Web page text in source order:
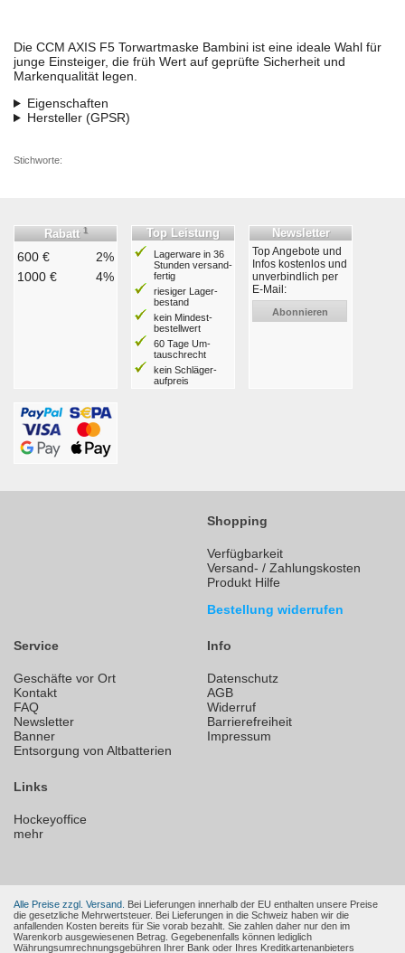
Die CCM AXIS F5 Torwartmaske Bambini ist eine ideale Wahl für
junge Einsteiger, die früh Wert auf geprüfte Sicherheit und
Markenqualität legen.
Eigenschaften
Hersteller (GPSR)
Stichworte:
Rabatt 1
600 €
2%
1000 €
4%
Top Leistung
Lagerware in 36
Stunden ver­sand­
fertig
riesiger Lager­
bestand
kein Mindest­
bestell­wert
60 Tage Um­
tausch­recht
kein Schläger­
aufpreis
Newsletter
Top Angebote und
Infos kostenlos und
unverbindlich per
E-Mail:
Abonnieren
Shopping
Verfügbarkeit
Versand- / Zahlungskosten
Produkt Hilfe
Bestellung widerrufen
Service
Geschäfte vor Ort
Kontakt
FAQ
Newsletter
Banner
Entsorgung von Altbatterien
Info
Datenschutz
AGB
Widerruf
Barrierefreiheit
Impressum
Links
Hockeyoffice
mehr
Alle Preise zzgl. Versand. Bei Lieferungen innerhalb der EU enthalten unsere Preise
die gesetzliche Mehrwertsteuer. Bei Lieferungen in die Schweiz haben wir die
anfallenden Kosten bereits für Sie vorab bezahlt. Sie zahlen daher nur den im
Warenkorb ausgewiesenen Betrag. Gegebenenfalls können lediglich
Währungsumrechnungsgebühren Ihrer Bank oder Ihres Kreditkartenanbieters